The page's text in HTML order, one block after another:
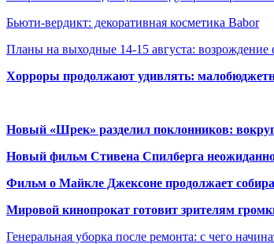
Бьюти-вердикт: декоративная косметика Babor
Планы на выходные 14-15 августа: возрождение
Хорроры продолжают удивлять:
Новый «Шрек» разделил поклонников: вокруг
Новый фильм Стивена Спилберга
Фильм о Майкле Джексоне продолжает
Мировой кинопрокат готовит зрителям
Генеральная уборка после ремонта: с чего